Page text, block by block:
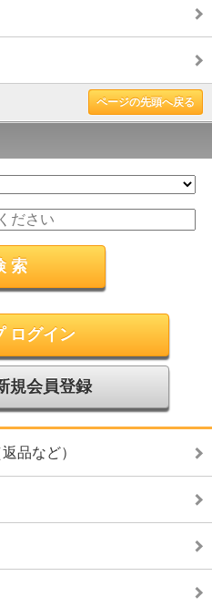
ページの先頭へ戻る
ログイン
規会員登録
品など）